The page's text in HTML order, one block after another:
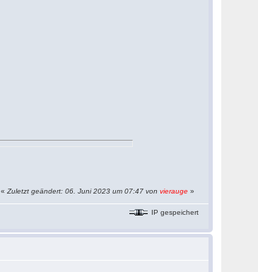
«Zuletzt geändert: 06. Juni 2023 um 07:47 vonvierauge »
IP gespeichert